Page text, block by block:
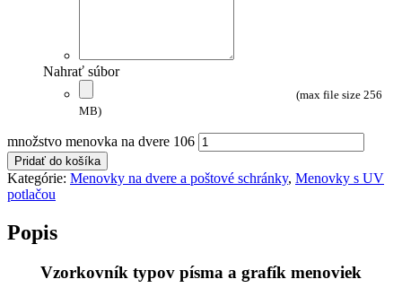
Nahrať súbor
(max file size 256
MB)
množstvo menovka na dvere 106
Pridať do košíka
Kategórie: Menovky na dvere a poštové schránky, Menovky s UV
potlačou
Popis
Vzorkovník typov písma a grafík menoviek